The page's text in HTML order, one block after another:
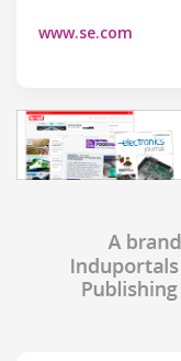
www.se.com